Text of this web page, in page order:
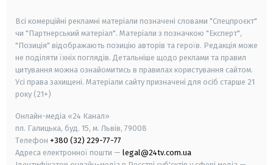
Всі комерційні рекламні матеріали позначені словами "Спецпроєкт"
чи "Партнерський матеріал". Матеріали з позначкою "Експерт",
"Позиція" відображають позицію авторів та героїв. Редакція може
не поділяти їхніх поглядів. Детальніше щодо реклами та правил
цитування можна ознайомитись в правилах користування сайтом.
Усі права захищені. Матеріали сайту призначені для осіб старше 21
року (21+)
Онлайн-медіа «24 Канал»
пл. Галицька, буд. 15, м. Львів, 79008
Телефон +380 (32) 229-77-77
Адреса електронної пошти — legal@24tv.com.ua